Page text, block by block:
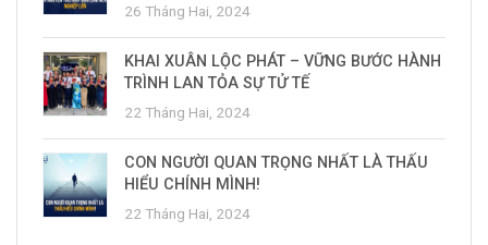
26 Tháng Hai, 2024
KHAI XUÂN LỘC PHÁT – VỮNG BƯỚC HÀNH
TRÌNH LAN TỎA SỰ TỬ TẾ
22 Tháng Hai, 2024
CON NGƯỜI QUAN TRỌNG NHẤT LÀ THẤU
HIỂU CHÍNH MÌNH!
22 Tháng Hai, 2024